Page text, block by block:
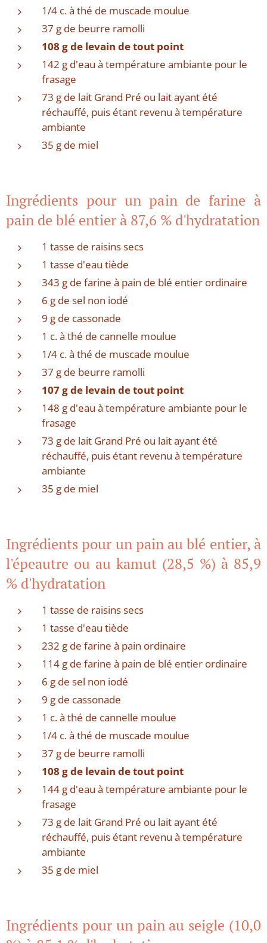
1/4 c. à thé de muscade moulue
37 g de beurre ramolli
108 g de levain de tout point
142 g d'eau à température ambiante pour le
frasage
73 g de lait Grand Pré ou lait ayant été
réchauffé, puis étant revenu à température
ambiante
35 g de miel
Ingrédients pour un pain de farine à
pain de blé entier à 87,6 % d'hydratation
1 tasse de raisins secs
1 tasse d'eau tiède
343 g de farine à pain de blé entier ordinaire
6 g de sel non iodé
9 g de cassonade
1 c. à thé de cannelle moulue
1/4 c. à thé de muscade moulue
37 g de beurre ramolli
107 g de levain de tout point
148 g d'eau à température ambiante pour le
frasage
73 g de lait Grand Pré ou lait ayant été
réchauffé, puis étant revenu à température
ambiante
35 g de miel
Ingrédients pour un pain au blé entier, à
l'épeautre ou au kamut (28,5 %) à 85,9
% d'hydratation
1 tasse de raisins secs
1 tasse d'eau tiède
232 g de farine à pain ordinaire
114 g de farine à pain de blé entier ordinaire
6 g de sel non iodé
9 g de cassonade
1 c. à thé de cannelle moulue
1/4 c. à thé de muscade moulue
37 g de beurre ramolli
108 g de levain de tout point
144 g d'eau à température ambiante pour le
frasage
73 g de lait Grand Pré ou lait ayant été
réchauffé, puis étant revenu à température
ambiante
35 g de miel
Ingrédients pour un pain au seigle (10,0